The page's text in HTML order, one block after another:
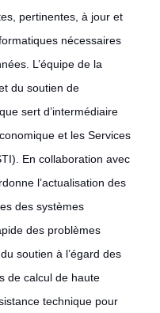
pertinentes, à jour et
nécessaires
L’équipe de la
du soutien de
sert d’intermédiaire
et les Services
En collaboration avec
l’actualisation des
des systèmes
des problèmes
soutien à l’égard des
de calcul de haute
technique pour